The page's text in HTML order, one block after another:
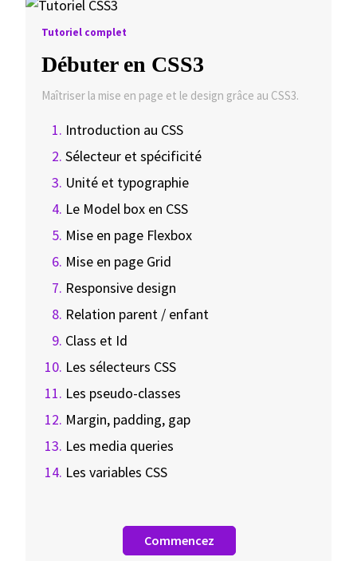
Tutoriel complet
Débuter en CSS3
Maîtriser la mise en page et le design grâce au CSS3.
Introduction au CSS
Sélecteur et spécificité
Unité et typographie
Le Model box en CSS
Mise en page Flexbox
Mise en page Grid
Responsive design
Relation parent / enfant
Class et Id
Les sélecteurs CSS
Les pseudo-classes
Margin, padding, gap
Les media queries
Les variables CSS
Commencez